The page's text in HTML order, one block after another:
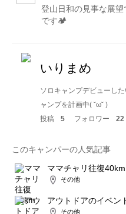
登山日和の見事な展
です🏕
いりまめ
ソロキャンプデビューし
ャンプを計画中( ˘ω˘ )
投稿
5 フォロワー 22
このキャンパーの人気記事
ママチャリ往復40km
その他
アウトドアのイベン
その他